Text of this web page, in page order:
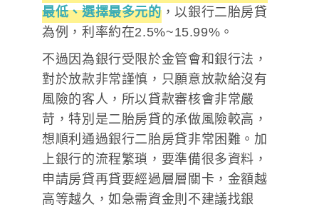
最低、選擇最多元的，以銀行二胎房貸
為例，利率約在2.5%~15.99%。
不過因為銀行受限於金管會和銀行法，
對於放款非常謹慎，只願意放款給沒有
風險的客人，所以貸款審核會非常嚴
苛，特別是二胎房貸的承做風險較高，
想順利通過銀行二胎房貸非常困難。加
上銀行的流程繁瑣，要準備很多資料，
申請房貸再貸要經過層層關卡，金額越
高等越久，如急需資金則不建議找銀